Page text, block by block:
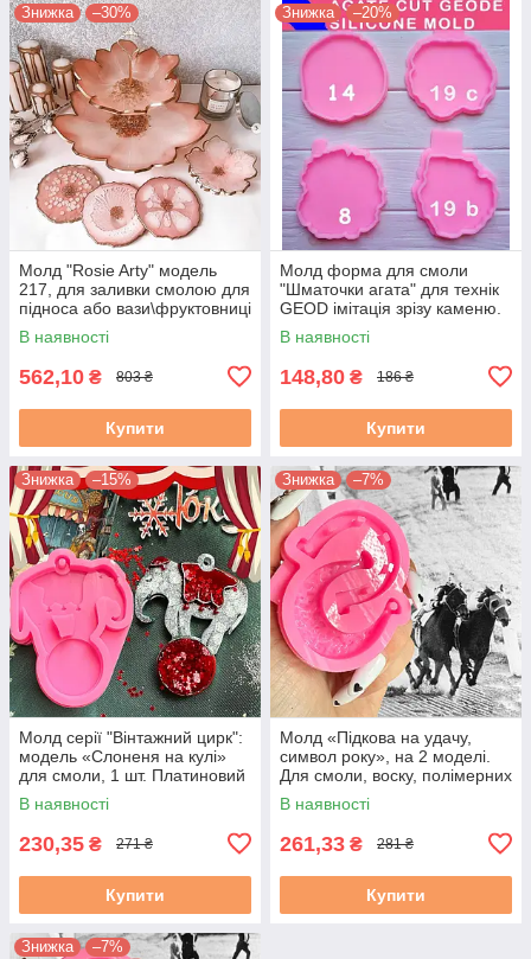
Знижка –30%
Молд "Rosie Arty" модель
217, для заливки смолою для
підноса або вази\фруктовниці
ResinArt, Geode,
В наявності
562,10 ₴ 803 ₴
Купити
Знижка –20%
Молд форма для смоли
"Шматочки агата" для технік
GEOD імітація зрізу каменю.
Модель з 19
В наявності
148,80 ₴ 186 ₴
Купити
Знижка –15%
Молд серії "Вінтажний цирк":
модель «Слоненя на кулі»
для смоли, 1 шт. Платиновий
силікон, SolarArt studio
В наявності
230,35 ₴ 271 ₴
Купити
Знижка –7%
Молд «Підкова на удачу,
символ року», на 2 моделі.
Для смоли, воску, полімерних
мас, гіпсу. М. 1
В наявності
261,33 ₴ 281 ₴
Купити
Знижка –7%